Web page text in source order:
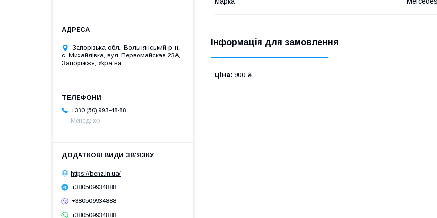
Інформація для замовлення
Ціна: 900 ₴
Запорізька обл., Вольнянський р-н.,
с. Михайлівка, вул. Первомайская 23А,
Запоріжжя, Україна
+380 (50) 993-48-88
Менеджер
https://benz.in.ua/
+380509934888
+380509934888
+380509934888